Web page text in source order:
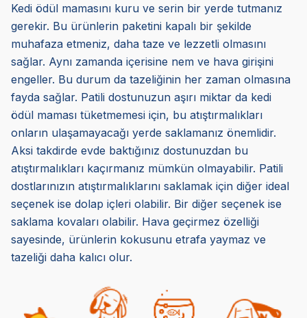
Kedi ödül mamasını kuru ve serin bir yerde tutmanız
gerekir. Bu ürünlerin paketini kapalı bir şekilde
muhafaza etmeniz, daha taze ve lezzetli olmasını
sağlar. Aynı zamanda içerisine nem ve hava girişini
engeller. Bu durum da tazeliğinin her zaman olmasına
fayda sağlar. Patili dostunuzun aşırı miktar da kedi
ödül maması tüketmemesi için, bu atıştırmalıkları
onların ulaşamayacağı yerde saklamanız önemlidir.
Aksi takdirde evde baktığınız dostunuzdan bu
atıştırmalıkları kaçırmanız mümkün olmayabilir. Patili
dostlarınızın atıştırmalıklarını saklamak için diğer ideal
seçenek ise dolap içleri olabilir. Bir diğer seçenek ise
saklama kovaları olabilir. Hava geçirmez özelliği
sayesinde, ürünlerin kokusunu etrafa yaymaz ve
tazeliği daha kalıcı olur.